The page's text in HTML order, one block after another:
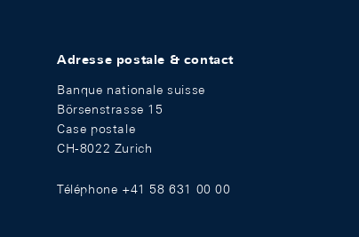
Adresse postale & contact
Banque nationale suisse
Börsenstrasse 15
Case postale
CH-8022 Zurich
Téléphone +41 58 631 00 00